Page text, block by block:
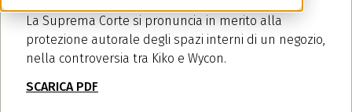
La Suprema Corte si pronuncia in merito alla
protezione autorale degli spazi interni di un negozio,
nella controversia tra Kiko e Wycon.
SCARICA PDF